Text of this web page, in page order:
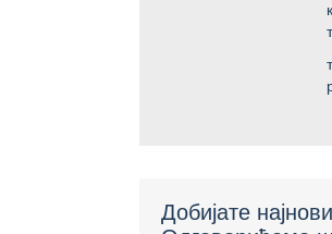
Добијате